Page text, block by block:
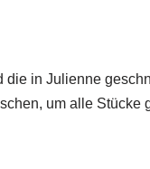
in Julienne
um alle Stücke